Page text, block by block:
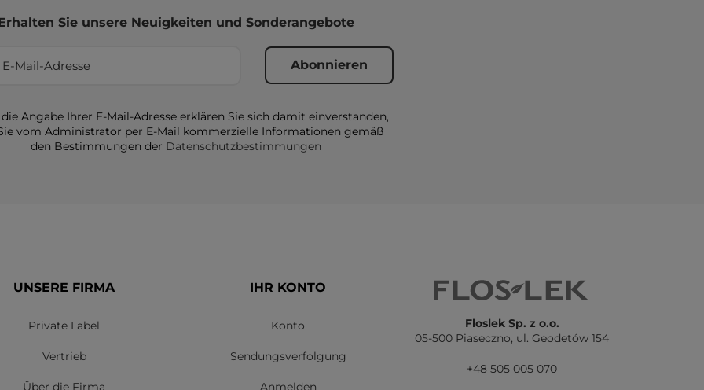
Sie unsere Neuigkeiten und Sonderangebote
Angabe Ihrer E-Mail-Adresse erklären Sie sich damit einverstanden,
vom Administrator per E-Mail kommerzielle Informationen gemäß
den Bestimmungen der Datenschutzbestimmungen
UNSERE FIRMA
Private Label
Vertrieb
Über die Firma
IHR KONTO
Konto
Sendungsverfolgung
Anmelden
Floslek Sp. z o.o.
05-500 Piaseczno, ul. Geodetów 154
+48 505 005 070